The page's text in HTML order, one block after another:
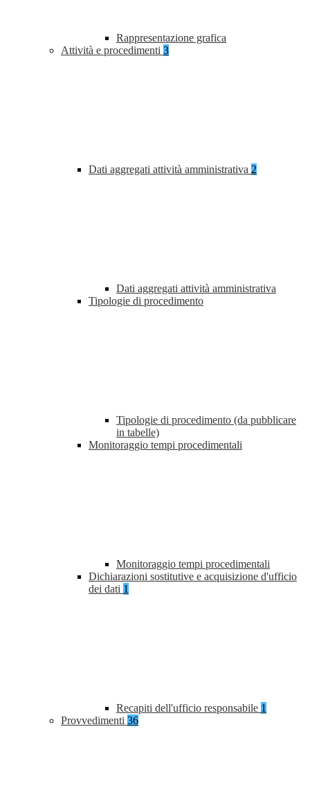
Rappresentazione grafica
Attività e procedimenti 3
Dati aggregati attività amministrativa 2
Dati aggregati attività amministrativa
Tipologie di procedimento
Tipologie di procedimento (da pubblicare
in tabelle)
Monitoraggio tempi procedimentali
Monitoraggio tempi procedimentali
Dichiarazioni sostitutive e acquisizione d'ufficio
dei dati 1
Recapiti dell'ufficio responsabile 1
Provvedimenti 36